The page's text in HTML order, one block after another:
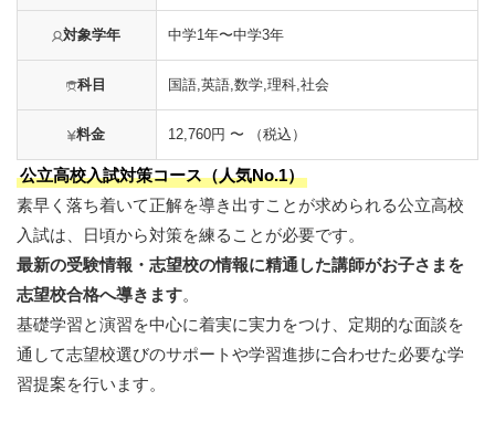
対象学年 中学1年〜中学3年
科目 国語,英語,数学,理科,社会
料金 12,760円 〜 （税込）
公立高校入試対策コース（人気No.1）
素早く落ち着いて正解を導き出すことが求められる公立高校
入試は、日頃から対策を練ることが必要です。
最新の受験情報・志望校の情報に精通した講師がお子さまを
志望校合格へ導きます。
基礎学習と演習を中心に着実に実力をつけ、定期的な面談を
通して志望校選びのサポートや学習進捗に合わせた必要な学
習提案を行います。